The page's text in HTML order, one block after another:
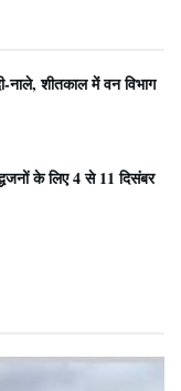
नाले, शीतकाल में वन विभाग
के लिए 4 से 11 दिसंबर